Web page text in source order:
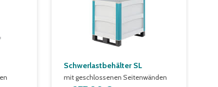
Schwerlastbehälter SL
mit geschlossenen Seitenwänden